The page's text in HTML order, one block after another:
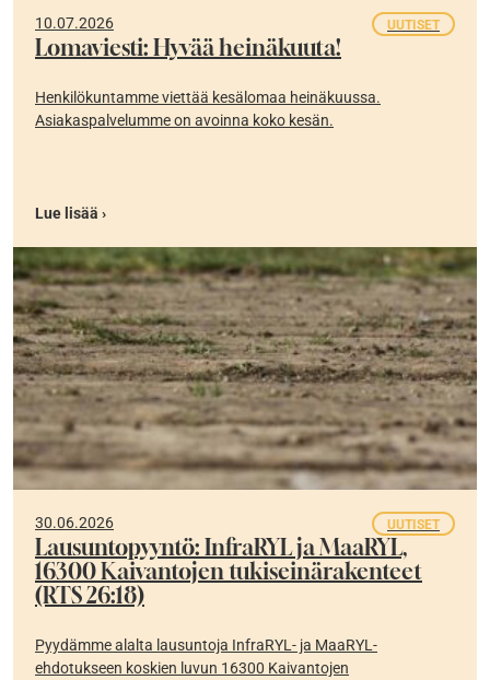
10.07.2026 UUTISET
Lomaviesti: Hyvää heinäkuuta!
Henkilökuntamme viettää kesälomaa heinäkuussa.
Asiakaspalvelumme on avoinna koko kesän.
Lue lisää ›
30.06.2026 UUTISET
Lausuntopyyntö: InfraRYL ja MaaRYL,
16300 Kaivantojen tukiseinärakenteet
(RTS 26:18)
Pyydämme alalta lausuntoja InfraRYL- ja MaaRYL-
ehdotukseen koskien luvun 16300 Kaivantojen